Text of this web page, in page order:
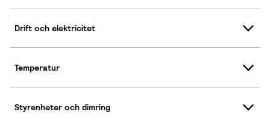
Drift och elektricitet
Temperatur
Styrenheter och dimring